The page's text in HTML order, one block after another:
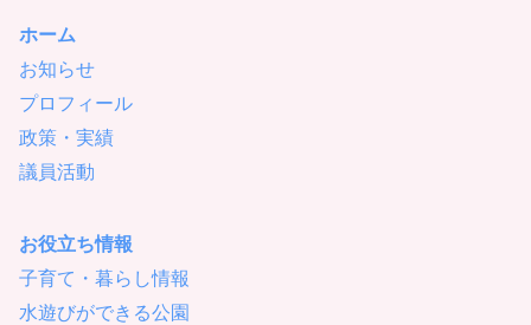
ホーム
お知らせ
プロフィール
政策・実績
議員活動
お役立ち情報
子育て・暮らし情報
水遊びができる公園